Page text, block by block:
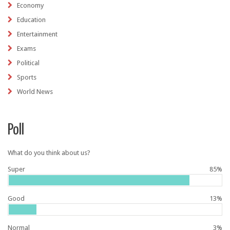
Economy
Education
Entertainment
Exams
Political
Sports
World News
Poll
What do you think about us?
85%
Super
13%
Good
3%
Normal